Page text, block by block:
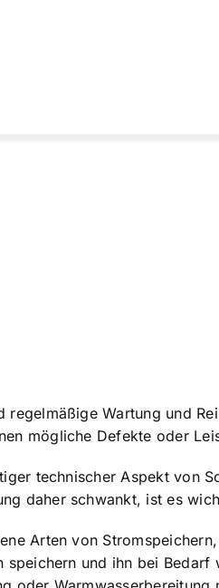
regelmäßige Wartung und
mögliche Defekte oder
technischer Aspekt von
daher schwankt, ist es
Arten von
speichern und ihn bei